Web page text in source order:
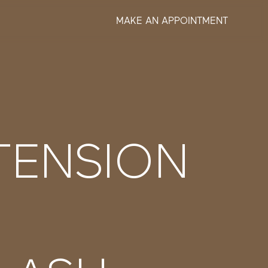
MAKE AN APPOINTMENT